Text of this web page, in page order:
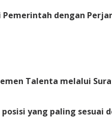
dengan
Talenta melalui
yang paling sesuai